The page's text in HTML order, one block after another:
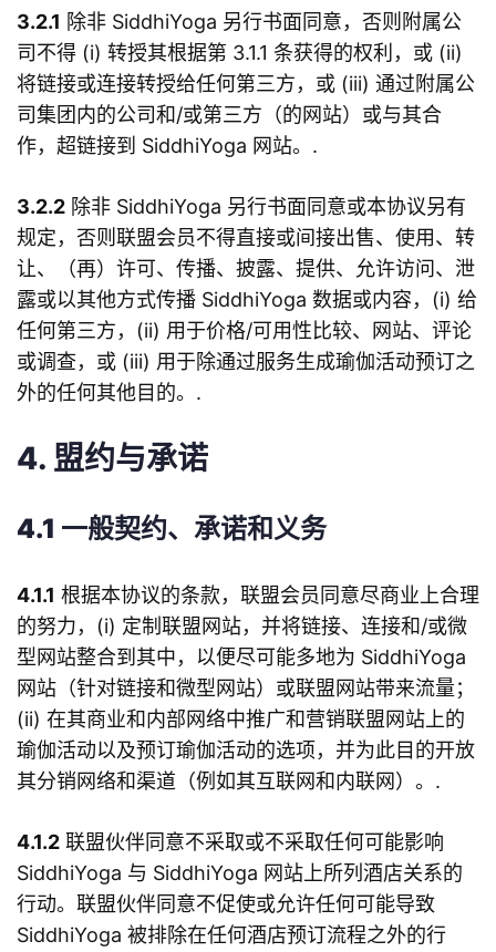
3.2.1 除非 SiddhiYoga 另行书面同意，否则附属公
司不得 (i) 转授其根据第 3.1.1 条获得的权利，或 (ii)
将链接或连接转授给任何第三方，或 (iii) 通过附属公
司集团内的公司和/或第三方（的网站）或与其合
作，超链接到 SiddhiYoga 网站。.
3.2.2 除非 SiddhiYoga 另行书面同意或本协议另有
规定，否则联盟会员不得直接或间接出售、使用、转
让、（再）许可、传播、披露、提供、允许访问、泄
露或以其他方式传播 SiddhiYoga 数据或内容，(i) 给
任何第三方，(ii) 用于价格/可用性比较、网站、评论
或调查，或 (iii) 用于除通过服务生成瑜伽活动预订之
外的任何其他目的。.
4. 盟约与承诺
4.1 一般契约、承诺和义务
4.1.1 根据本协议的条款，联盟会员同意尽商业上合理
的努力，(i) 定制联盟网站，并将链接、连接和/或微
型网站整合到其中，以便尽可能多地为 SiddhiYoga
网站（针对链接和微型网站）或联盟网站带来流量；
(ii) 在其商业和内部网络中推广和营销联盟网站上的
瑜伽活动以及预订瑜伽活动的选项，并为此目的开放
其分销网络和渠道（例如其互联网和内联网）。.
4.1.2 联盟伙伴同意不采取或不采取任何可能影响
SiddhiYoga 与 SiddhiYoga 网站上所列酒店关系的
行动。联盟伙伴同意不促使或允许任何可能导致
SiddhiYoga 被排除在任何酒店预订流程之外的行